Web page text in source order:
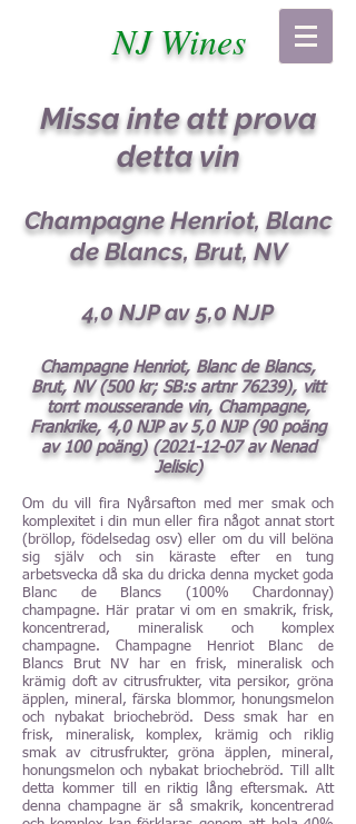
NJ Wines
Missa inte att prova
detta vin
Champagne Henriot, Blanc
de Blancs, Brut, NV
4,0 NJP av 5,0 NJP
Champagne Henriot, Blanc de Blancs,
Brut, NV (500 kr; SB:s artnr 76239), vitt
torrt mousserande vin, Champagne,
Frankrike, 4,0 NJP av 5,0 NJP (90 poäng
av 100 poäng) (2021-12-07av Nenad
Jelisic)
Om du vill fira Nyårsafton med mer smak och
komplexitet i din mun eller fira något annat stort
(bröllop, födelsedag osv) eller om du vill belöna
sig själv och sin käraste efter en tung
arbetsvecka då ska du dricka denna mycket goda
Blanc de Blancs (100% Chardonnay)
champagne. Här pratar vi om en smakrik, frisk,
koncentrerad, mineralisk och komplex
champagne. Champagne Henriot Blanc de
Blancs Brut NV har en frisk, mineralisk och
krämig doft av citrusfrukter, vita persikor, gröna
äpplen, mineral, färska blommor, honungsmelon
och nybakat briochebröd. Dess smak har en
frisk, mineralisk, komplex, krämig och riklig
smak av citrusfrukter, gröna äpplen, mineral,
honungsmelon och nybakat briochebröd. Till allt
detta kommer till en riktig lång eftersmak. Att
denna champagne är så smakrik, koncentrerad